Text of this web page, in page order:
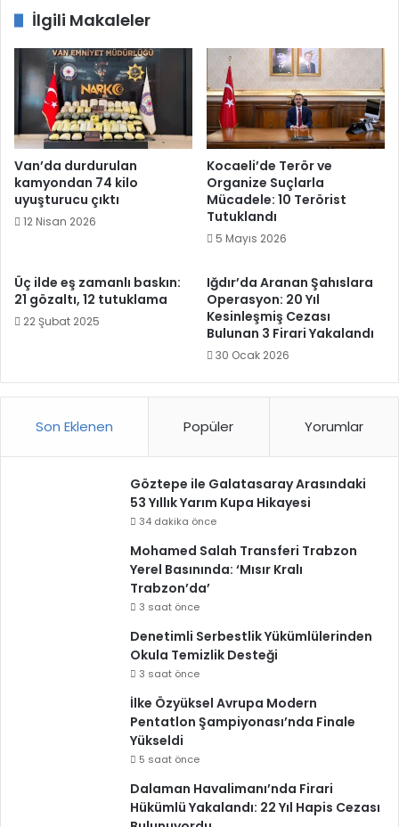
İlgili Makaleler
Van’da durdurulan
kamyondan 74 kilo
uyuşturucu çıktı
12 Nisan 2026
Kocaeli’de Terör ve
Organize Suçlarla
Mücadele: 10 Terörist
Tutuklandı
5 Mayıs 2026
Üç ilde eş zamanlı baskın:
21 gözaltı, 12 tutuklama
22 Şubat 2025
Iğdır’da Aranan Şahıslara
Operasyon: 20 Yıl
Kesinleşmiş Cezası
Bulunan 3 Firari Yakalandı
30 Ocak 2026
Son Eklenen Popüler Yorumlar
Göztepe ile Galatasaray Arasındaki
53 Yıllık Yarım Kupa Hikayesi
34 dakika önce
Mohamed Salah Transferi Trabzon
Yerel Basınında: ‘Mısır Kralı
Trabzon’da’
3 saat önce
Denetimli Serbestlik Yükümlülerinden
Okula Temizlik Desteği
3 saat önce
İlke Özyüksel Avrupa Modern
Pentatlon Şampiyonası’nda Finale
Yükseldi
5 saat önce
Dalaman Havalimanı’nda Firari
Hükümlü Yakalandı: 22 Yıl Hapis Cezası